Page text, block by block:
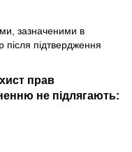
зазначеними в
підтвердження
прав
не підлягають: